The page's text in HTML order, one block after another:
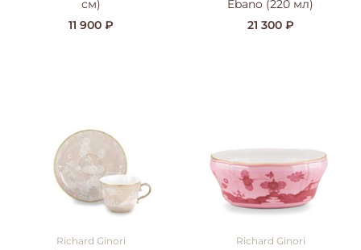
см)
11 900 ₽
Ebano (220 мл)
21 300 ₽
Richard Ginori Richard Ginori